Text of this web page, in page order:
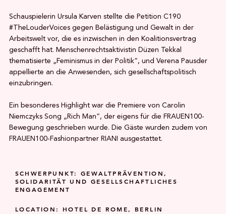
Schauspielerin Ursula Karven stellte die Petition C190
#TheLouderVoices gegen Belästigung und Gewalt in der
Arbeitswelt vor, die es inzwischen in den Koalitionsvertrag
geschafft hat. Menschenrechtsaktivistin Düzen Tekkal
thematisierte „Feminismus in der Politik“, und Verena Pausder
appellierte an die Anwesenden, sich gesellschaftspolitisch
einzubringen.
Ein besonderes Highlight war die Premiere von Carolin
Niemczyks Song „Rich Man“, der eigens für die FRAUEN100-
Bewegung geschrieben wurde. Die Gäste wurden zudem von
FRAUEN100-Fashionpartner RIANI ausgestattet.
SCHWERPUNKT: GEWALTPRÄVENTION,
SOLIDARITÄT UND GESELLSCHAFTLICHES
ENGAGEMENT
LOCATION: HOTEL DE ROME, BERLIN